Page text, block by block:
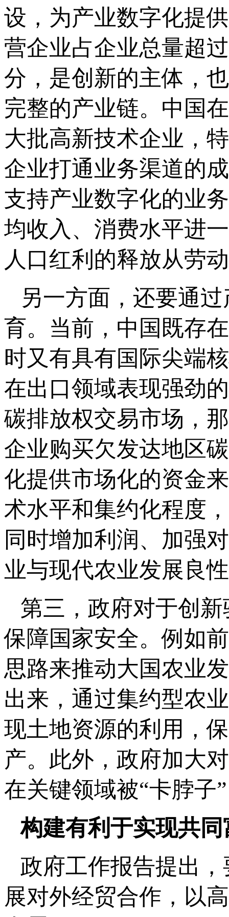
设，为产业数字化提
营企业占企业总量超
分，是创新的主体，
完整的产业链。中国
大批高新技术企业，
企业打通业务渠道的
支持产业数字化的业
均收入、消费水平进
人口红利的释放从劳
另一方面，还要通
育。当前，中国既存
时又有具有国际尖端
在出口领域表现强劲
碳排放权交易市场，
企业购买欠发达地区
化提供市场化的资金
术水平和集约化程度
同时增加利润、加强
业与现代农业发展良
第三，政府对于创
保障国家安全。例如
思路来推动大国农业
出来，通过集约型农
现土地资源的利用，
产。此外，政府加大
在关键领域被“卡脖子
构建有利于实现共
政府工作报告提出
展对外经贸合作，以